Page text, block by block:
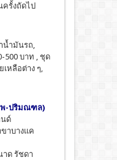
ครั้งถัดไป
น้ำมันรถ,
500 บาท , ชุด
เหลือต่าง ๆ,
พ-ปริมณฑล)
ด์
าบางแค
าด รัชดา